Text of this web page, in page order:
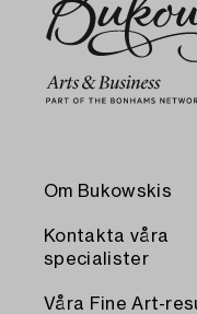
Om Bukowskis
Kontakta våra
specialister
Våra Fine Art-